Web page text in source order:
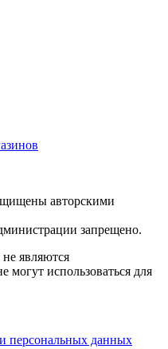
авторскими
запрещено.
являются
могут использоваться для
персональных данных